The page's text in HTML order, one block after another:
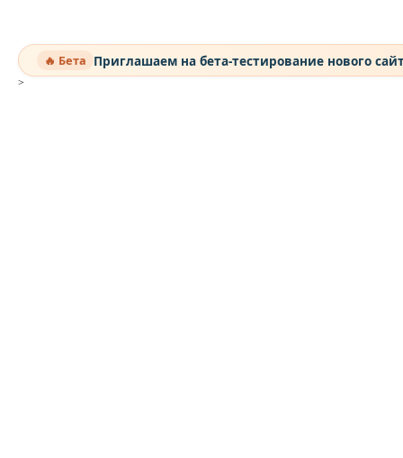
🔥 Бета Приглашаем на бета-тестирование нового
>